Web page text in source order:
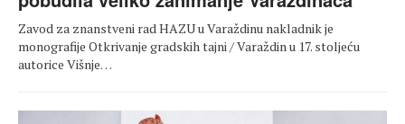
Zavod za znanstveni rad HAZU u Varaždinu nakladnik je
monografije Otkrivanje gradskih tajni / Varaždin u 17. stoljeću
autorice Višnje…